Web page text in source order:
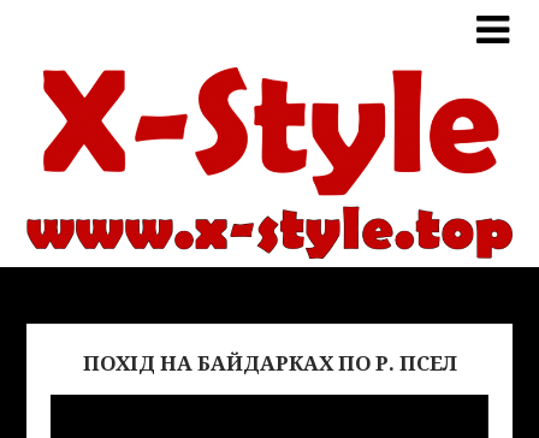
ПОХІД НА БАЙДАРКАХ ПО Р. ПСЕЛ